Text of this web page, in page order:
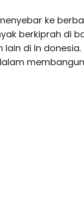
ke
berkiprah di
lain di In